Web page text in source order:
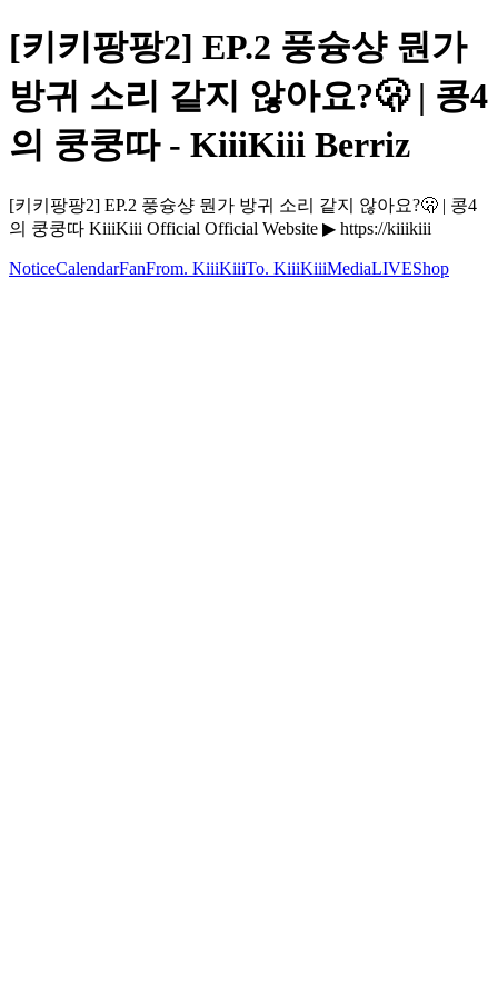
[키키팡팡2] EP.2 풍슝샹 뭔가
방귀 소리 같지 않아요?🫢 | 콩4
의 쿵쿵따 - KiiiKiii Berriz
[키키팡팡2] EP.2 풍슝샹 뭔가 방귀 소리 같지 않아요?🫢 | 콩4
의 쿵쿵따 KiiiKiii Official Official Website ▶ https://kiiikiii
NoticeCalendarFanFrom. KiiiKiiiTo. KiiiKiiiMediaLIVEShop